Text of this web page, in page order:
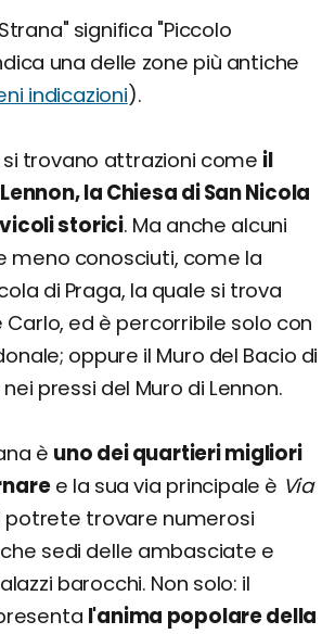
significa "Piccolo
una delle zone più antiche
indicazioni).
si trovano attrazioni come il
la Chiesa di San Nicola
storici. Ma anche alcuni
meno conosciuti, come la
di Praga, la quale si trova
Carlo, ed è percorribile solo con
oppure il Muro del Bacio di
pressi del Muro di Lennon.
è uno dei quartieri migliori
e la sua via principale è Via
potrete trovare numerosi
sedi delle ambasciate e
barocchi. Non solo: il
l'anima popolare della